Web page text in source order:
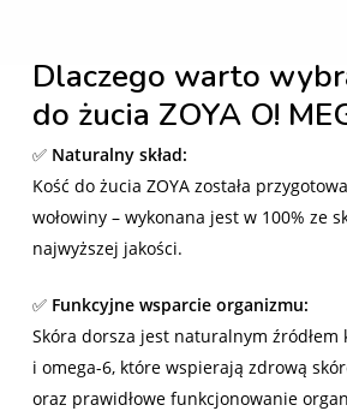
Dlaczego warto
do żucia ZOYA O!
✅ Naturalny skład:
Kość do żucia ZOYA została
wołowiny – wykonana jest w 100% ze
najwyższej jakości.
✅ Funkcyjne wsparcie organizmu:
Skóra dorsza jest naturalnym źródłem
i omega-6, które wspierają zdrową
oraz prawidłowe funkcjonowanie